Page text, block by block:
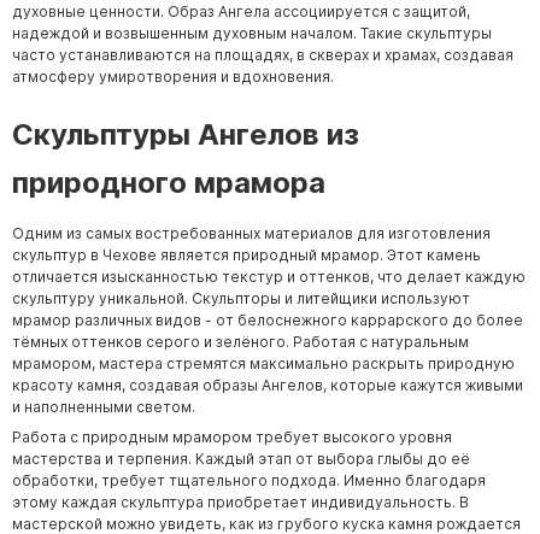
духовные ценности. Образ Ангела ассоциируется с защитой,
надеждой и возвышенным духовным началом. Такие скульптуры
часто устанавливаются на площадях, в скверах и храмах, создавая
атмосферу умиротворения и вдохновения.
Скульптуры Ангелов из
природного мрамора
Одним из самых востребованных материалов для изготовления
скульптур в Чехове является природный мрамор. Этот камень
отличается изысканностью текстур и оттенков, что делает каждую
скульптуру уникальной. Скульпторы и литейщики используют
мрамор различных видов - от белоснежного каррарского до более
тёмных оттенков серого и зелёного. Работая с натуральным
мрамором, мастера стремятся максимально раскрыть природную
красоту камня, создавая образы Ангелов, которые кажутся живыми
и наполненными светом.
Работа с природным мрамором требует высокого уровня
мастерства и терпения. Каждый этап от выбора глыбы до её
обработки, требует тщательного подхода. Именно благодаря
этому каждая скульптура приобретает индивидуальность. В
мастерской можно увидеть, как из грубого куска камня рождается